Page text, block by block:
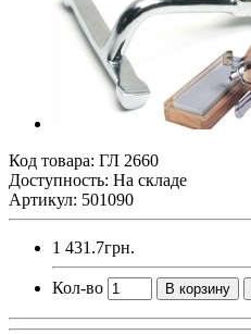
Код товара: ГЛ 2660
Доступность: На складе
Артикул: 501090
1 431.7грн.
Кол-во В корзину